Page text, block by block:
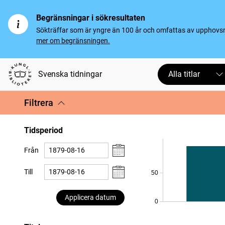
Begränsningar i sökresultaten
Sökträffar som är yngre än 100 år och omfattas av
mer om begränsningen.
Svenska tidningar Alla titlar
Filtrera
Tidsperiod
Från
Till
Applicera datum
0
50